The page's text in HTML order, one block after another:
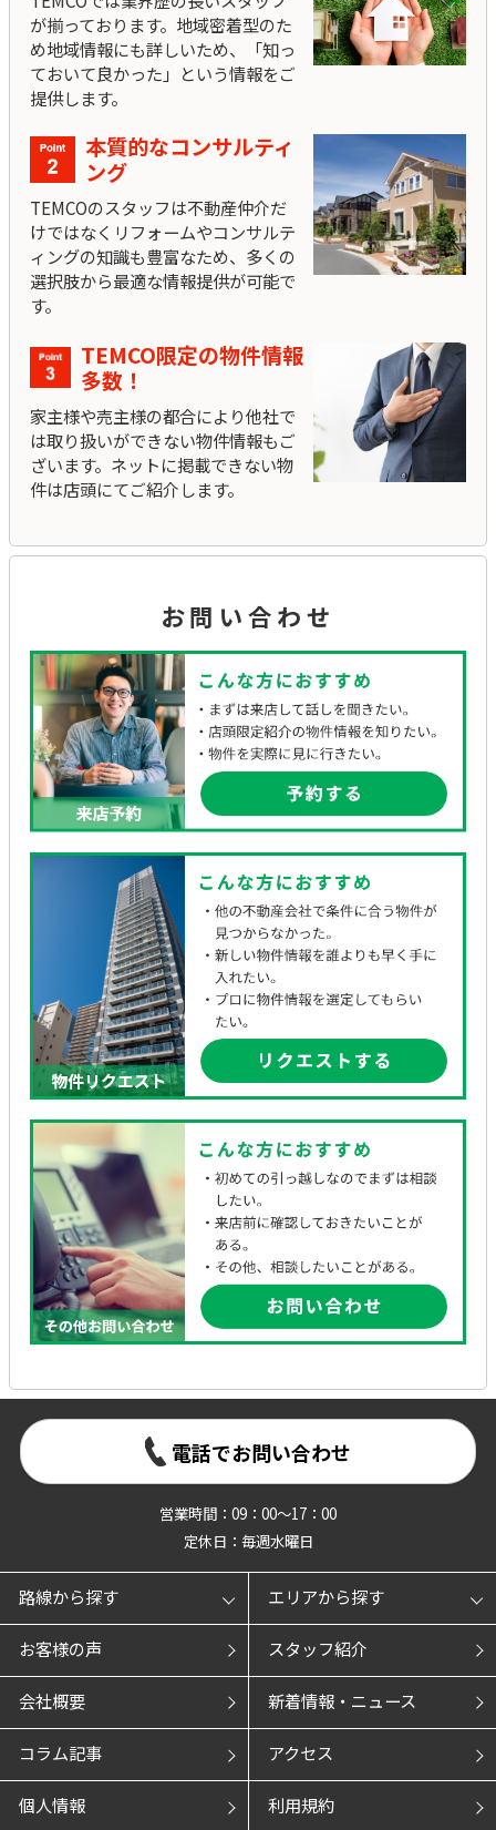
が揃っております。地域密着型のた
め地域情報にも詳しいため、「知っ
ておいて良かった」という情報をご
提供します。
本質的なコンサルティ
ング
TEMCOのスタッフは不動産仲介だ
けではなくリフォームやコンサルテ
ィングの知識も豊富なため、多くの
選択肢から最適な情報提供が可能で
す。
TEMCO限定の物件情報
多数！
家主様や売主様の都合により他社で
は取り扱いができない物件情報もご
ざいます。ネットに掲載できない物
件は店頭にてご紹介します。
お問い合わせ
電話でお問い合わせ
営業時間：09：00～17：00
定休日：毎週水曜日
路線から探す エリアから探す
お客様の声 スタッフ紹介
会社概要 新着情報・ニュース
コラム記事 アクセス
個人情報 利用規約